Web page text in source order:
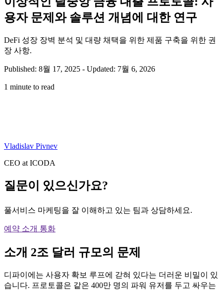
용자 문제와 솔루션 개념에 대한 연구
DeFi 성장 장벽 분석 및 대량 채택을 위한 제품 구축을 위한 권
장 사항.
Published: 8월 17, 2025 - Updated: 7월 6, 2026
1 minute to read
Vladislav Pivnev
CEO at ICODA
질문이 있으신가요?
풀서비스 마케팅을 잘 이해하고 있는 팀과 상담하세요.
예약 소개 통화
소개 2조 달러 규모의 문제
디파이에는 사용자 확보 루프에 갇혀 있다는 더러운 비밀이 있
습니다. 프로토콜은 같은 400만 명의 파워 유저를 두고 싸우는